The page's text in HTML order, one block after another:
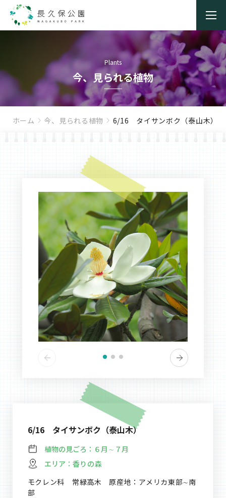
Plants
今、見られる植物
ホーム 今、見られる植物 6/16 タイサンボク（泰山木）
6/16 タイサンボク（泰山木）
植物の見ごろ： ６月∼７月
エリア： 香りの森
モクレン科 常緑高木 原産地：アメリカ東部∼南
部